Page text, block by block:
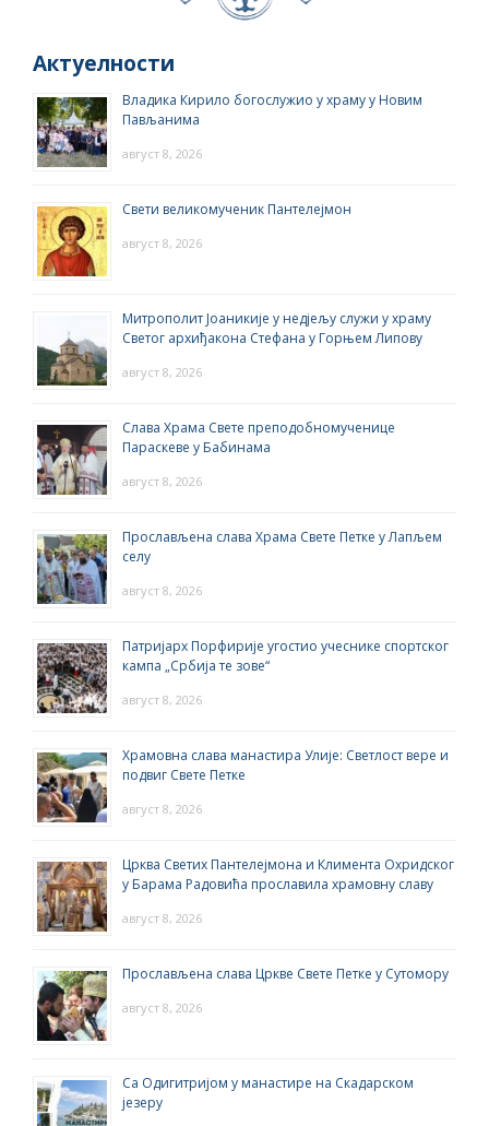
Актуелности
Владика Кирило богослужио у храму у Новим
Пављанима
август 8, 2026
Свети великомученик Пантелејмон
август 8, 2026
Митрополит Јоаникије у недјељу служи у храму
Светог архиђакона Стефана у Горњем Липову
август 8, 2026
Слава Храма Свете преподобномученице
Параскеве у Бабинама
август 8, 2026
Прослављена слава Храма Свете Петке у Лапљем
селу
август 8, 2026
Патријарх Порфирије угостио учеснике спортског
кампа „Србија те зове“
август 8, 2026
Храмовна слава манастира Улије: Светлост вере и
подвиг Свете Петке
август 8, 2026
Црква Светих Пантелејмона и Климента Охридског
у Барама Радовића прославила храмовну славу
август 8, 2026
Прослављена слава Цркве Свете Петке у Сутомору
август 8, 2026
Са Одигитријом у манастире на Скадарском
језеру